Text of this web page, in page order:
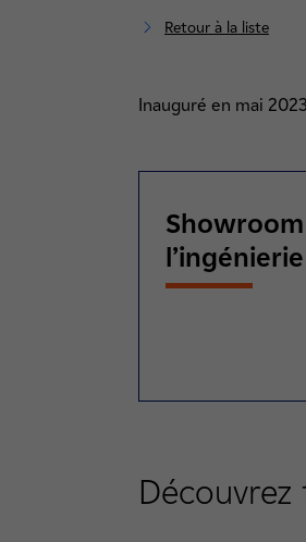
Retour à la liste
Inauguré en mai